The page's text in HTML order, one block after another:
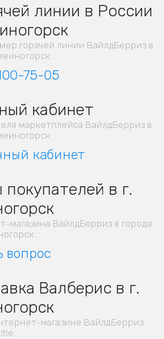
линии в России
горячей линии ВайлдБерриз в
75-05
кабинет
маркетплейса ВайлдБерриз в
кабинет
в г.
магазина ВайлдБерриз в городе
вопрос
Валберис в г.
магазине ВайлдБерриз